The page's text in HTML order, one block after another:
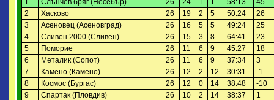
1
Слънчев бряг (Несебър) 26 24 1 1 58:13
45
2
Хасково 26 19 2 5 50:24
26
3
Асеновец (Асеновград) 26 16 5 5 49:24
25
4
Сливен 2000 (Сливен) 26 15 3 8 64:41
23
5
Поморие 26 11 6 9 45:27
18
6
Металик (Сопот) 26 11 6 9 37:34
3
7
Камено (Камено) 26 12 2 12 30:31
-1
8
Космос (Бургас) 26 12 0 14 38:48
-10
9
Спартак (Пловдив) 26 10 2 14 38:37
1